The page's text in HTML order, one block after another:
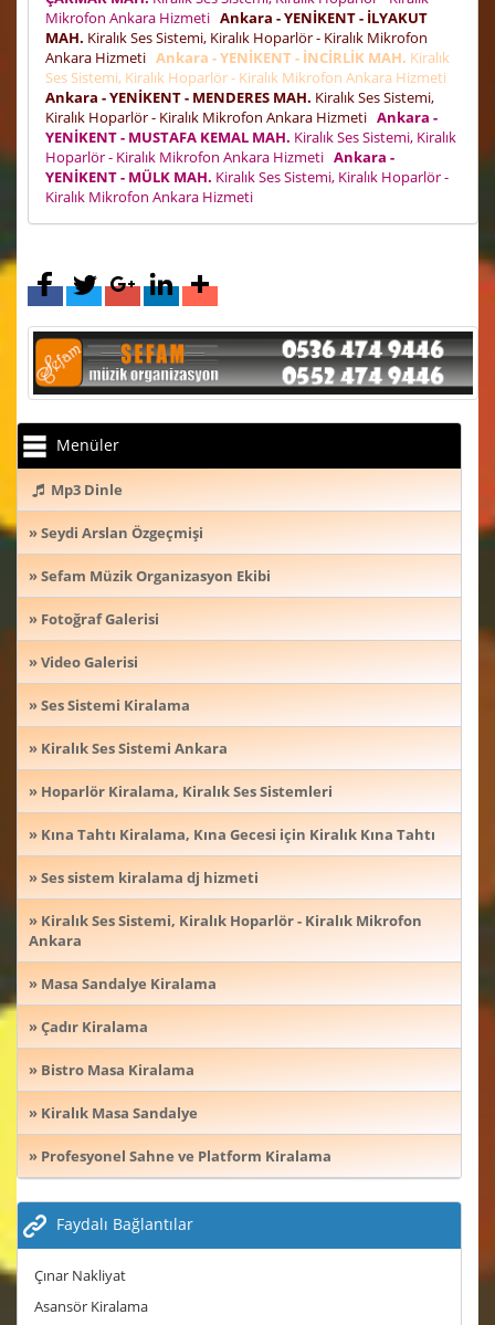
Mikrofon Ankara Hizmeti Ankara - YENİKENT - İLYAKUT
MAH. Kiralık Ses Sistemi, Kiralık Hoparlör - Kiralık Mikrofon
Ankara Hizmeti Ankara - YENİKENT - İNCİRLİK MAH. Kiralık
Ses Sistemi, Kiralık Hoparlör - Kiralık Mikrofon Ankara Hizmeti
Ankara - YENİKENT - MENDERES MAH. Kiralık Ses Sistemi,
Kiralık Hoparlör - Kiralık Mikrofon Ankara Hizmeti Ankara -
YENİKENT - MUSTAFA KEMAL MAH. Kiralık Ses Sistemi, Kiralık
Hoparlör - Kiralık Mikrofon Ankara Hizmeti Ankara -
YENİKENT - MÜLK MAH. Kiralık Ses Sistemi, Kiralık Hoparlör -
Kiralık Mikrofon Ankara Hizmeti
Menüler
Mp3 Dinle
» Seydi Arslan Özgeçmişi
» Sefam Müzik Organizasyon Ekibi
» Fotoğraf Galerisi
» Video Galerisi
» Ses Sistemi Kiralama
» Kiralık Ses Sistemi Ankara
» Hoparlör Kiralama, Kiralık Ses Sistemleri
» Kına Tahtı Kiralama, Kına Gecesi için Kiralık Kına Tahtı
» Ses sistem kiralama dj hizmeti
» Kiralık Ses Sistemi, Kiralık Hoparlör - Kiralık Mikrofon
Ankara
» Masa Sandalye Kiralama
» Çadır Kiralama
» Bistro Masa Kiralama
» Kiralık Masa Sandalye
» Profesyonel Sahne ve Platform Kiralama
Faydalı Bağlantılar
Çınar Nakliyat
Asansör Kiralama